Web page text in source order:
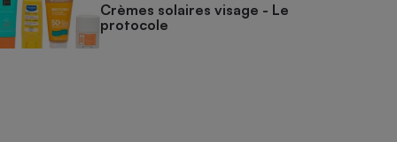
Crèmes solaires visage - Le
protocole